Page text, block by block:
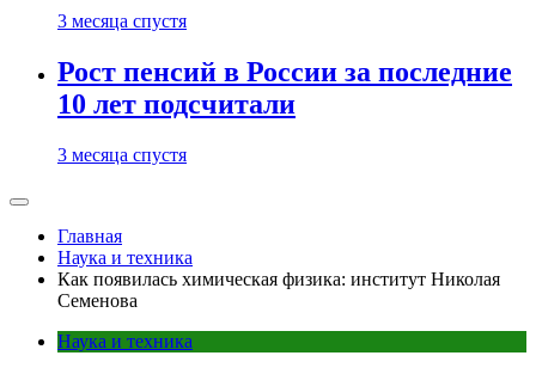
3 месяца спустя
Рост пенсий в России за последние
10 лет подсчитали
3 месяца спустя
Главная
Наука и техника
Как появилась химическая физика: институт Николая
Семенова
Наука и техника